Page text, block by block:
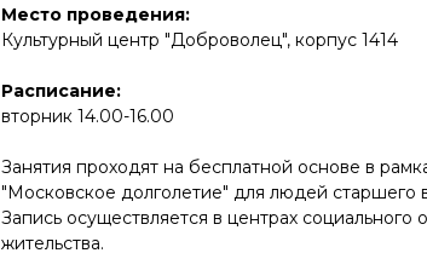
Место проведения:
Культурный центр "Доброволец", корпус 1414
Расписание:
вторник 14.00-16.00
Занятия проходят на бесплатной основе в
"Московское долголетие" для людей старшего
Запись осуществляется в центрах социального
жительства.